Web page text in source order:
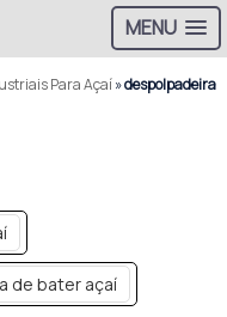
MENU
Para Açaí»despolpadeira
de bater açaí